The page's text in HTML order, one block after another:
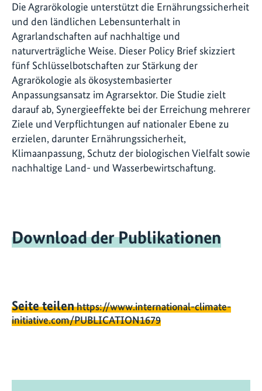
Die Agrarökologie unterstützt die Ernährungssicherheit
und den ländlichen Lebensunterhalt in
Agrarlandschaften auf nachhaltige und
naturverträgliche Weise. Dieser Policy Brief skizziert
fünf Schlüsselbotschaften zur Stärkung der
Agrarökologie als ökosystembasierter
Anpassungsansatz im Agrarsektor. Die Studie zielt
darauf ab, Synergieeffekte bei der Erreichung mehrerer
Ziele und Verpflichtungen auf nationaler Ebene zu
erzielen, darunter Ernährungssicherheit,
Klimaanpassung, Schutz der biologischen Vielfalt sowie
nachhaltige Land- und Wasserbewirtschaftung.
Download der Publikationen
Seite teilenhttps://www.international-climate-
initiative.com/PUBLICATION1679